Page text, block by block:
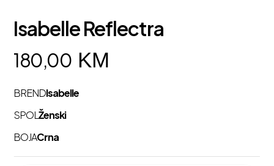
Isabelle Reflectra
180,00 KM
BRENDIsabelle
SPOLŽenski
BOJACrna